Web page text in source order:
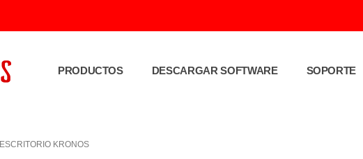
PRODUCTOS DESCARGAR SOFTWARE SOPORTE
ESCRITORIO KRONOS